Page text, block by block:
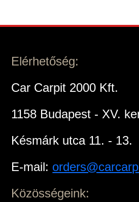
Elérhetőség:
Car Carpit 2000 Kft.
1158 Budapest - XV.
Késmárk utca 11. - 13.
E-mail:
Közösségeink: